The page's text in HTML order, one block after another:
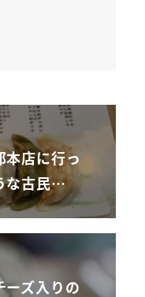
本店に行っ
な古民…
ーズ入りの